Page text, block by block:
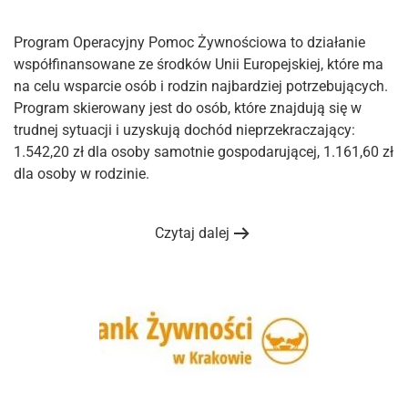
Program Operacyjny Pomoc Żywnościowa to działanie
współfinansowane ze środków Unii Europejskiej, które ma
na celu wsparcie osób i rodzin najbardziej potrzebujących.
Program skierowany jest do osób, które znajdują się w
trudnej sytuacji i uzyskują dochód nieprzekraczający:
1.542,20 zł dla osoby samotnie gospodarującej, 1.161,60 zł
dla osoby w rodzinie.
Czytaj dalej